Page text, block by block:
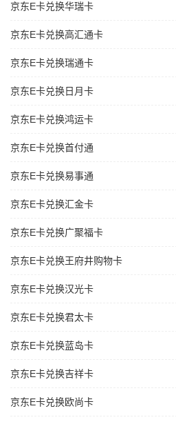
京东E卡兑换华瑞卡
京东E卡兑换高汇通卡
京东E卡兑换瑞通卡
京东E卡兑换日月卡
京东E卡兑换鸿运卡
京东E卡兑换首付通
京东E卡兑换易事通
京东E卡兑换汇金卡
京东E卡兑换广聚福卡
京东E卡兑换王府井购物卡
京东E卡兑换汉光卡
京东E卡兑换君太卡
京东E卡兑换蓝岛卡
京东E卡兑换吉祥卡
京东E卡兑换欧尚卡